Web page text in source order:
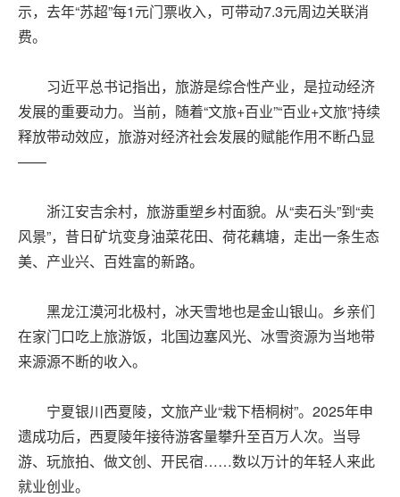
示，去年“苏超”每1元门票收入，可带动7.3元周边关联消
费。
习近平总书记指出，旅游是综合性产业，是拉动经济
发展的重要动力。当前，随着“文旅+百业”“百业+文旅”持续
释放带动效应，旅游对经济社会发展的赋能作用不断凸显
——
浙江安吉余村，旅游重塑乡村面貌。从“卖石头”到“卖
风景”，昔日矿坑变身油菜花田、荷花藕塘，走出一条生态
美、产业兴、百姓富的新路。
黑龙江漠河北极村，冰天雪地也是金山银山。乡亲们
在家门口吃上旅游饭，北国边塞风光、冰雪资源为当地带
来源源不断的收入。
宁夏银川西夏陵，文旅产业“栽下梧桐树”。2025年申
遗成功后，西夏陵年接待游客量攀升至百万人次。当导
游、玩旅拍、做文创、开民宿……数以万计的年轻人来此
就业创业。